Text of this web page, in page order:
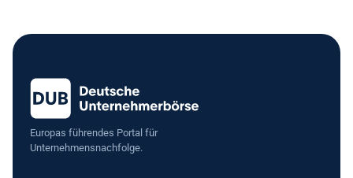
Europas führendes Portal für
Unternehmensnachfolge.